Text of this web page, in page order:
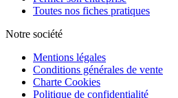
Toutes nos fiches pratiques
Notre société
Mentions légales
Conditions générales de vente
Charte Cookies
Politique de confidentialité